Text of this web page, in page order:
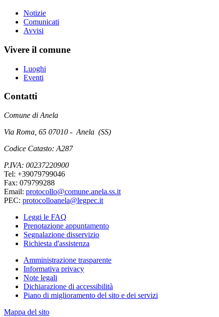
Notizie
Comunicati
Avvisi
Vivere il comune
Luoghi
Eventi
Contatti
Comune di Anela
Via Roma, 65 07010 - Anela (SS)
Codice Catasto: A287
P.IVA: 00237220900
Tel: +39079799046
Fax: 079799288
Email: protocollo@comune.anela.ss.it
PEC: protocolloanela@legpec.it
Leggi le FAQ
Prenotazione appuntamento
Segnalazione disservizio
Richiesta d'assistenza
Amministrazione trasparente
Informativa privacy
Note legali
Dichiarazione di accessibilità
Piano di miglioramento del sito e dei servizi
Mappa del sito